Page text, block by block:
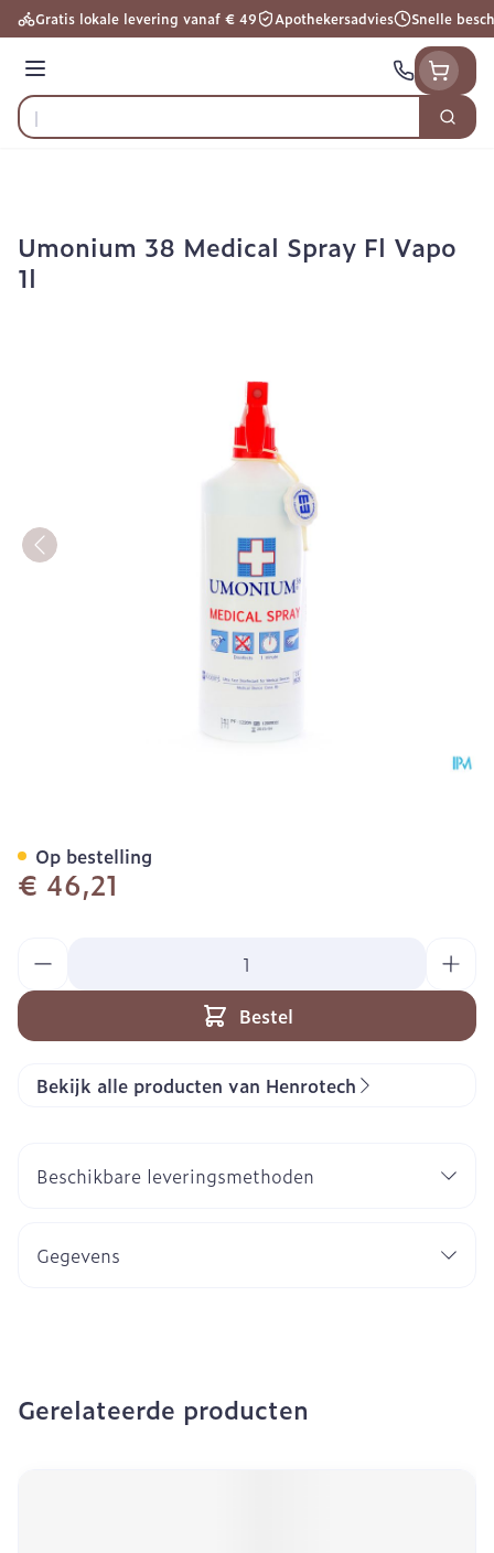
Ga naar de inhoud
Gratis lokale levering vanaf € 49 Apothekersadvies Snelle
Menu
Product, merk, categorie...
Zoek
Umonium 38 Medical Spray Fl Vapo
1l
€ 46,21
Bestel
Op bestelling
Bekijk alle producten van Henrotech
Beschikbare leveringsmethoden
Gegevens
Gerelateerde producten